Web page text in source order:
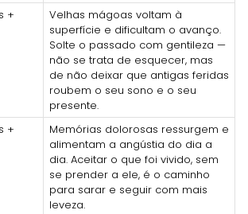
+
Velhas mágoas voltam à
superfície e dificultam o avanço.
Solte o passado com gentileza —
não se trata de esquecer, mas
de não deixar que antigas feridas
roubem o seu sono e o seu
presente.
+
Memórias dolorosas ressurgem e
alimentam a angústia do dia a
dia. Aceitar o que foi vivido, sem
se prender a ele, é o caminho
para sarar e seguir com mais
leveza.